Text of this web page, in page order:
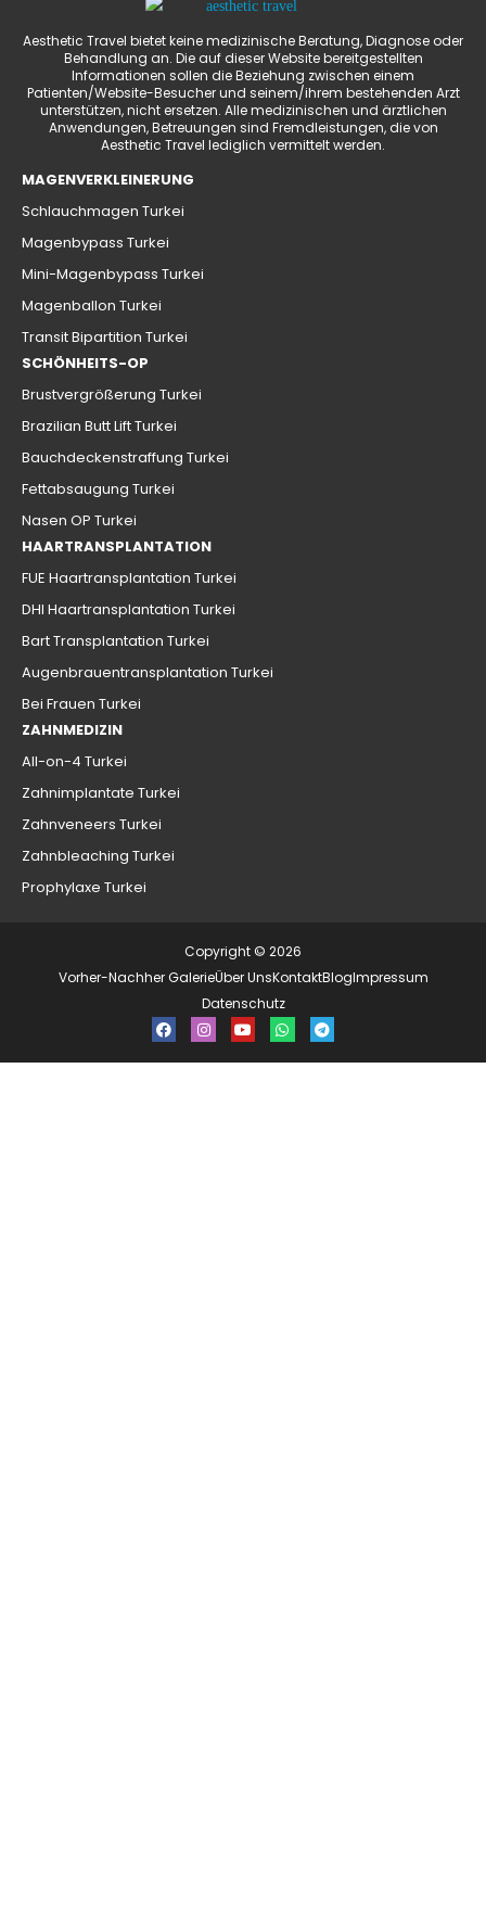
Aesthetic Travel bietet keine medizinische Beratung, Diagnose oder
Behandlung an. Die auf dieser Website bereitgestellten
Informationen sollen die Beziehung zwischen einem
Patienten/Website-Besucher und seinem/ihrem bestehenden Arzt
unterstützen, nicht ersetzen. Alle medizinischen und ärztlichen
Anwendungen, Betreuungen sind Fremdleistungen, die von
Aesthetic Travel lediglich vermittelt werden.
MAGENVERKLEINERUNG
Schlauchmagen Turkei
Magenbypass Turkei
Mini-Magenbypass Turkei
Magenballon Turkei
Transit Bipartition Turkei
SCHÖNHEITS-OP
Brustvergrößerung Turkei
Brazilian Butt Lift Turkei
Bauchdeckenstraffung Turkei
Fettabsaugung Turkei
Nasen OP Turkei
HAARTRANSPLANTATION
FUE Haartransplantation Turkei
DHI Haartransplantation Turkei
Bart Transplantation Turkei
Augenbrauentransplantation Turkei
Bei Frauen Turkei
ZAHNMEDIZIN
All-on-4 Turkei
Zahnimplantate Turkei
Zahnveneers Turkei
Zahnbleaching Turkei
Prophylaxe Turkei
Copyright © 2026
Vorher-Nachher GalerieÜber UnsKontaktBlogImpressum
Datenschutz